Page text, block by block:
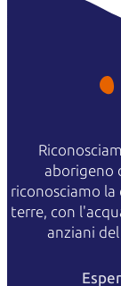
aborigeno
riconosciamo
terre, con
anziani